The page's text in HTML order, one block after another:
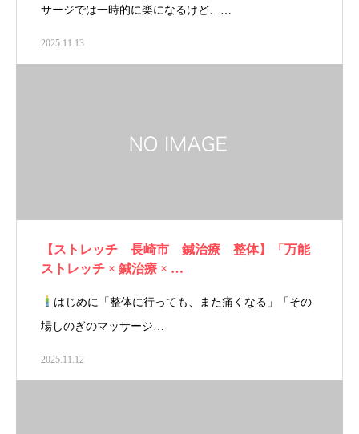
サージでは一時的に楽になるけど、…
2025.11.13
【ストレッチ 長崎市 鍼治療 整体】「万能
ストレッチ × 鍼治療 × …
はじめに「整体に行っても、また痛くなる」「その
場しのぎのマッサージ…
2025.11.12